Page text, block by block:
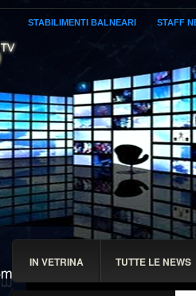
STABILIMENTI BALNEARI STAFF
IN VETRINA TUTTE LE NEWS